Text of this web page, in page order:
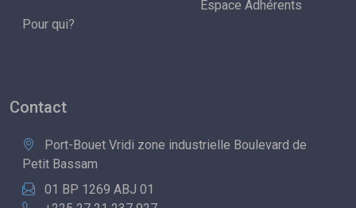
Pour qui?
Espace Adhérents
Contact
Port-Bouet Vridi zone industrielle Boulevard de
Petit Bassam
01 BP 1269 ABJ 01